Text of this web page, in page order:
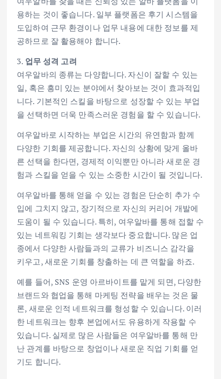
용하는 것이 좋습니다. 일부 플랫폼은 후기 시스템을
도입하여 근무 환경이나 업무 내용에 대한 정보를 제
공하므로 잘 활용해야 합니다.
3. 업무 성격 고려
여우알바의 종류는 다양합니다. 자신이 잘할 수 있는
일, 혹은 흥미 있는 분야에서 찾아보는 것이 효과적입
니다. 기본적인 스킬을 바탕으로 성장할 수 있는 부업
을 선택하면 더욱 만족스러운 경험을 할 수 있습니다.
여우알바로 시작하는 부업은 시간의 유연함과 함께
다양한 기회를 제공합니다. 자신의 상황에 맞게 올바
른 선택을 한다면, 경제적 이익뿐만 아니라 새로운 경
험과 스킬을 얻을 수 있는 소중한 시간이 될 것입니다.
여우알바를 통해 얻을 수 있는 경험은 단순히 추가 수
입에 그치지 않고, 장기적으로 자신의 커리어 개발에
도움이 될 수 있습니다. 특히, 여우알바를 통해 접할 수
있는 네트워킹 기회는 생각보다 중요합니다. 많은 업
종에서 다양한 사람들과의 교류가 비즈니스 감각을
키우고, 새로운 기회를 창출하는 데 큰 역할을 하죠.
예를 들어, SNS 운영 아르바이트를 맡게 되면, 다양한
브랜드와 협업을 통해 마케팅 전략을 배우는 것은 물
론, 새로운 인적 네트워크를 형성할 수 있습니다. 이러
한 네트워크는 향후 본업에서도 유용하게 작용할 수
있습니다. 실제로 많은 사람들은 여우알바를 통해 만
난 관계를 바탕으로 창업이나 새로운 직업 기회를 얻
기도 합니다.